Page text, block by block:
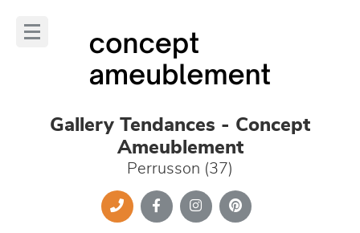
Gallery Tendances - Concept
Ameublement
Perrusson (37)